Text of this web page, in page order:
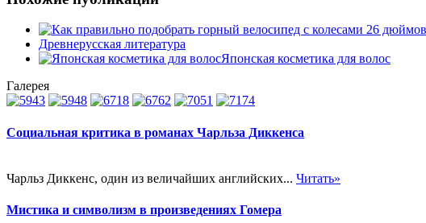
Древнерусская литература
Японская косметика для волос
Галерея
Социальная критика в романах Чарльза Диккенса
Чарльз Диккенс, один из величайших английских... Читать»
Мистика и символизм в произведениях Гомера